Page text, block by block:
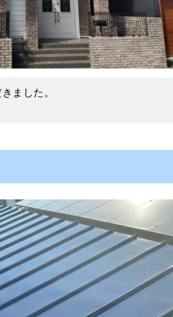
たが、塗り替えをおこなうことで
女市｜大木町｜広川町 他
池市 他で、塗装工事、屋根工事
性が高まります。
剥がれやすい塗膜を作ってしまう
よりは削ぎ落とすイメージでおこ
ました。
した。
が目立っていました。
やすいカラーなのです。
認できました。
なります。